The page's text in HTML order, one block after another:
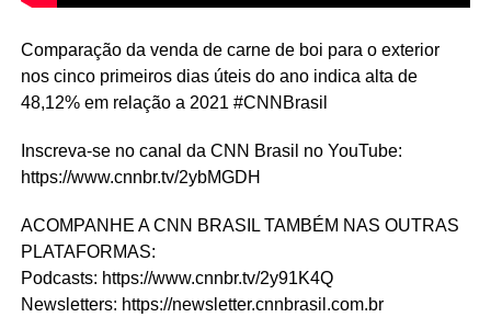
Comparação da venda de carne de boi para o exterior
nos cinco primeiros dias úteis do ano indica alta de
48,12% em relação a 2021 #CNNBrasil
Inscreva-se no canal da CNN Brasil no YouTube:
https://www.cnnbr.tv/2ybMGDH
ACOMPANHE A CNN BRASIL TAMBÉM NAS OUTRAS
PLATAFORMAS:
Podcasts: https://www.cnnbr.tv/2y91K4Q
Newsletters: https://newsletter.cnnbrasil.com.br